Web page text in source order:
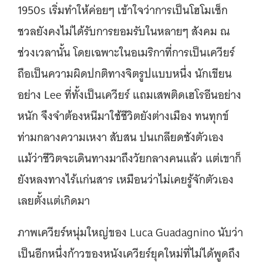
1950s เริ่มทำให้ค่อยๆ เข้าใจว่าการเป็นโฮโมเซ็ก
ชวลยังคงไม่ได้รับการยอมรับในหลายๆ สังคม ณ
ช่วงเวลานั้น โดยเฉพาะในอเมริกาที่การเป็นเควียร์
ถือเป็นความผิดปกติทางจิตรูปแบบหนึ่ง นักเขียน
อย่าง Lee ที่ทั้งเป็นเควียร์ แถมเสพติดเฮโรอีนอย่าง
หนัก จึงจำต้องหนีมาใช้ชีวิตยังต่างเมือง ทนทุกข์
ท่ามกลางความเหงา สับสน ปนเกลียดชังตัวเอง
แม้ว่าชีวิตจะเดินทางมาถึงวัยกลางคนแล้ว แต่เขาก็
ยังหลงทางไร้เเก่นสาร เหมือนว่าไม่เคยรู้จักตัวเอง
เลยตั้งแต่เกิดมา
ภาพเควียร์หนุ่มใหญ่ของ Luca Guadagnino นับว่า
เป็นอีกหนึ่งก้าวของหนังเควียร์ยุคใหม่ที่ไม่ได้พูดถึง